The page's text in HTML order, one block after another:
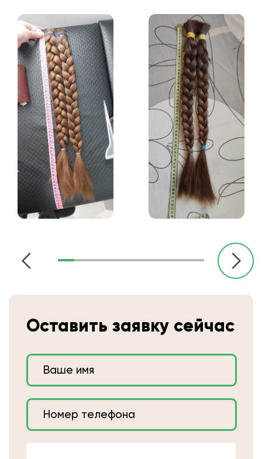
Оставить заявку сейчас